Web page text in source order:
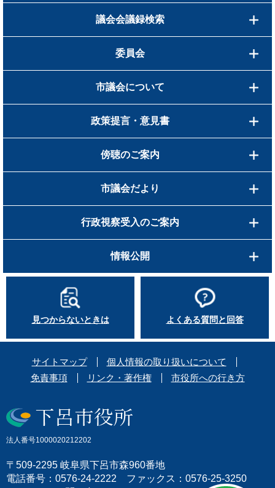
議会会議録検索
委員会
市議会について
政策提言・意見書
傍聴のご案内
市議会だより
行政視察受入のご案内
情報公開
見つからないときは よくある質問と回答
サイトマップ
個人情報の取り扱いについて
免責事項
リンク・著作権 市役所への行き方
法人番号1000020212202
〒509-2295 岐阜県下呂市森960番地
電話番号：0576-24-2222 ファックス：0576-25-3250